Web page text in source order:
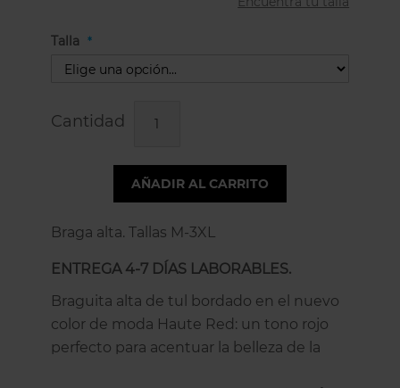
Talla
Cantidad
AÑADIR AL CARRITO
Braga alta. Tallas M-3XL
ENTREGA 4-7 DÍAS LABORABLES.
Braguita alta de tul bordado en el nuevo
color de moda Haute Red: un tono rojo
perfecto para acentuar la belleza de la